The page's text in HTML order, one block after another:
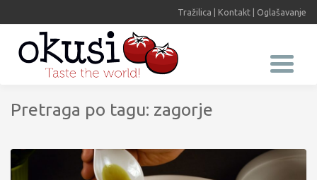
Tražilica Kontakt Oglašavanje
Pretraga po tagu: zagorje